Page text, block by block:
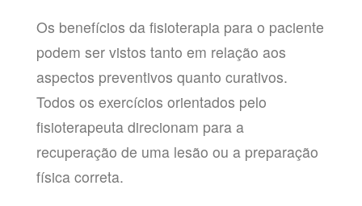
Os benefícios da fisioterapia para o paciente
podem ser vistos tanto em relação aos
aspectos preventivos quanto curativos.
Todos os exercícios orientados pelo
fisioterapeuta direcionam para a
recuperação de uma lesão ou a preparação
física correta.